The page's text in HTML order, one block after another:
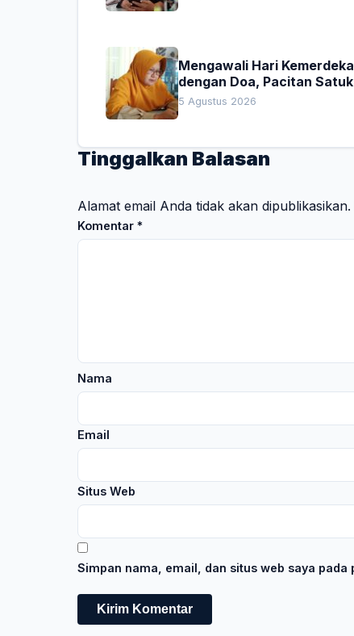
Mengawali Hari
dengan Doa, Pacitan
Hati untuk Indonesia
5 Agustus 2026
Tinggalkan Balasan
Alamat email Anda tidak akan dipublikasikan.
Komentar *
Nama
Email
Situs Web
Simpan nama, email, dan situs web saya